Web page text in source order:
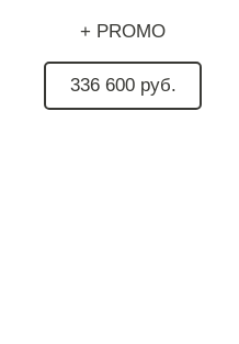
+ PROMO
336 600 руб.